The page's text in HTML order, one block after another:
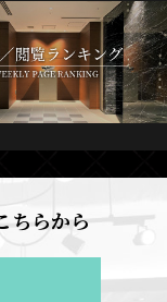
ちらから